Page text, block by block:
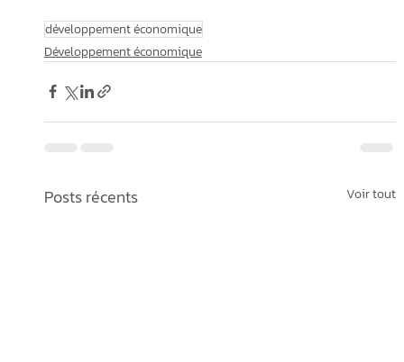
développement économique
Développement économique
Posts récents Voir tout